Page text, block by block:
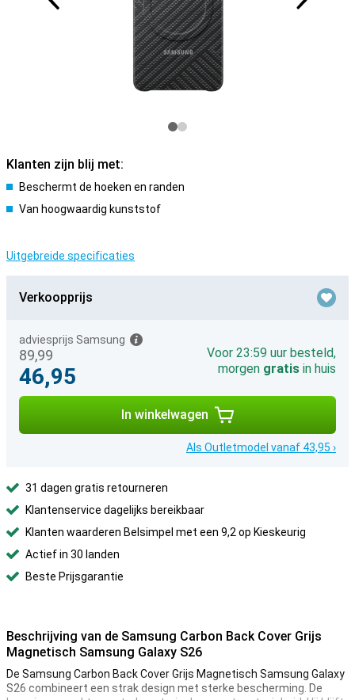
Klanten zijn blij met:
Beschermt de hoeken en randen
Van hoogwaardig kunststof
Uitgebreide specificaties
Verkoopprijs
89,99
adviesprijs Samsung
46,95
Voor 23:59 uur besteld,
morgen gratis in huis
In winkelwagen
Als Outletmodel vanaf 43,95 ›
31 dagen gratis retourneren
Klantenservice dagelijks bereikbaar
Klanten waarderen Belsimpel met een 9,2 op Kieskeurig
Actief in 30 landen
Beste Prijsgarantie
Beschrijving van de Samsung Carbon Back Cover Grijs
Magnetisch Samsung Galaxy S26
De Samsung Carbon Back Cover Grijs Magnetisch Samsung Galaxy
S26 combineert een strak design met sterke bescherming. De